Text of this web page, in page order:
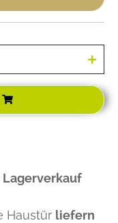
Lagerverkauf
Haustür liefern